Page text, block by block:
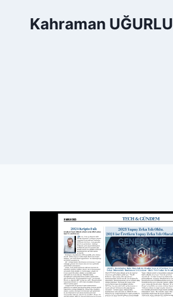
Kahraman UĞURLU